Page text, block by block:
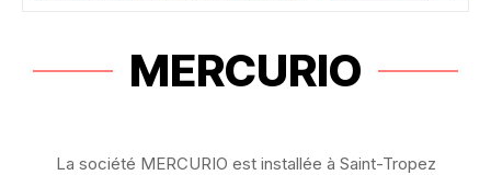
MERCURIO
La société MERCURIO est installée à Saint-Tropez